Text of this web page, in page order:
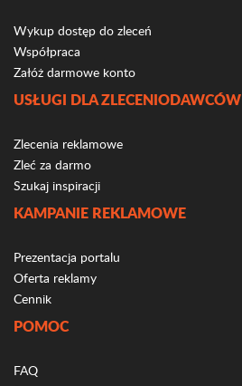
Wykup dostęp do zleceń
Współpraca
Załóż darmowe konto
USŁUGI DLA ZLECENIODAWCÓW
Zlecenia reklamowe
Zleć za darmo
Szukaj inspiracji
KAMPANIE REKLAMOWE
Prezentacja portalu
Oferta reklamy
Cennik
POMOC
FAQ